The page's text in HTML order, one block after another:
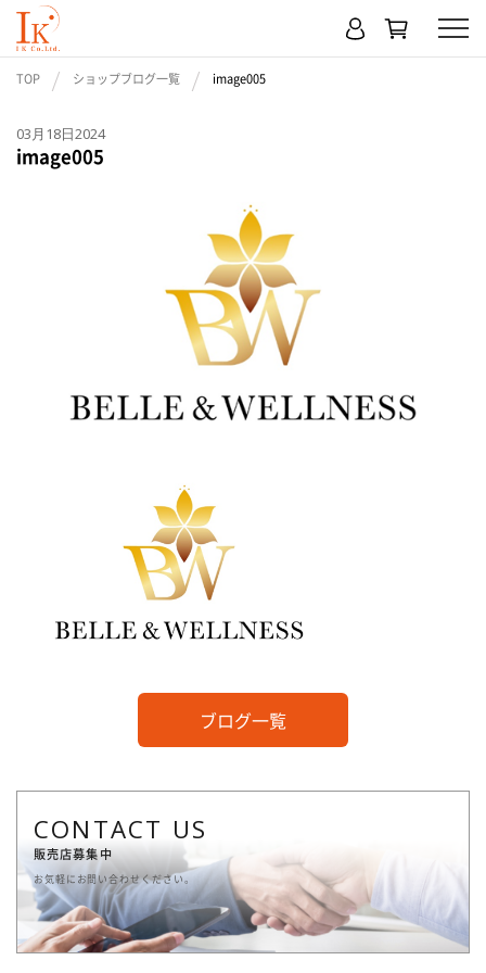
TOP ショップブログ一覧 image005
03月18日2024
image005
ブログ一覧
CONTACT US
販売店募集中
お気軽にお問い合わせください。